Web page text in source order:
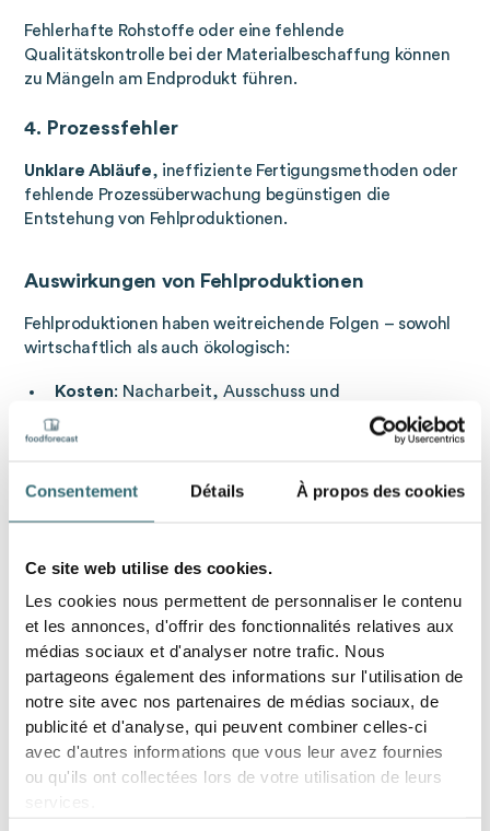
Consentement Détails À propos des cookies
Ce site web utilise des cookies.
Les cookies nous permettent de personnaliser le contenu
et les annonces, d'offrir des fonctionnalités relatives aux
médias sociaux et d'analyser notre trafic. Nous
partageons également des informations sur l'utilisation de
notre site avec nos partenaires de médias sociaux, de
publicité et d'analyse, qui peuvent combiner celles-ci
avec d'autres informations que vous leur avez fournies
ou qu'ils ont collectées lors de votre utilisation de leurs
services.
Fehlerhafte Rohstoffe oder eine fehlende
Qualitätskontrolle bei der Materialbeschaffung können
zu Mängeln am Endprodukt führen.
4. Prozessfehler
Unklare Abläufe, ineffiziente Fertigungsmethoden oder
fehlende Prozessüberwachung begünstigen die
Entstehung von Fehlproduktionen.
Auswirkungen von Fehlproduktionen
Fehlproduktionen haben weitreichende Folgen – sowohl
wirtschaftlich als auch ökologisch:
Kosten: Nacharbeit, Ausschuss und
Produktionsausfälle führen zu erheblichen
Mehraufwendungen
dem Markenimage und gefährden das Vertrauen
Ressourcenverschwendung
von Rohstoffen, Wasser und Energie steht im
Gegensatz zu nachhaltigen Produktionszielen
Umweltbelastung: Nicht verwertbare
Fehlprodukte belasten die Umwelt und verstärken
Abfallprobleme
Strategien zur Vermeidung von
Fehlproduktionen